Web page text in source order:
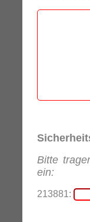
Bitte
ein:
213881: